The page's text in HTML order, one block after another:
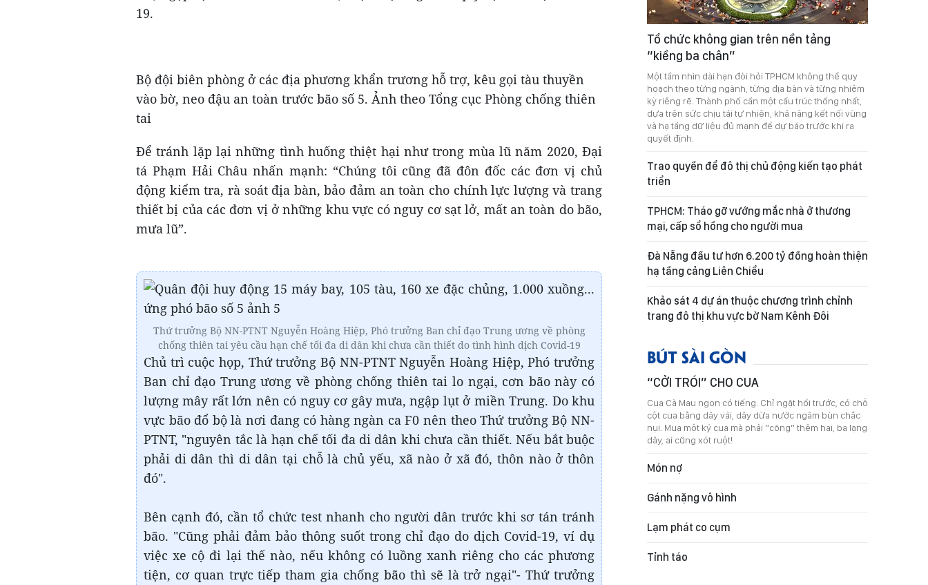
19.
Bộ đội biên phòng ở các địa phương khẩn trương hỗ trợ, kêu gọi tàu thuyền
vào bờ, neo đậu an toàn trước bão số 5. Ảnh theo Tổng cục Phòng chống thiên
tai
Để tránh lặp lại những tình huống thiệt hại như trong mùa lũ năm 2020, Đại
tá Phạm Hải Châu nhấn mạnh: “Chúng tôi cũng đã đôn đốc các đơn vị chủ
động kiểm tra, rà soát địa bàn, bảo đảm an toàn cho chính lực lượng và trang
thiết bị của các đơn vị ở những khu vực có nguy cơ sạt lở, mất an toàn do bão,
mưa lũ”.
Thứ trưởng Bộ NN-PTNT Nguyễn Hoàng Hiệp, Phó trưởng Ban chỉ đạo Trung ương về phòng
chống thiên tai yêu cầu hạn chế tối đa di dân khi chưa cần thiết do tình hình dịch Covid-19
Chủ trì cuộc họp, Thứ trưởng Bộ NN-PTNT Nguyễn Hoàng Hiệp, Phó trưởng
Ban chỉ đạo Trung ương về phòng chống thiên tai lo ngại, cơn bão này có
lượng mây rất lớn nên có nguy cơ gây mưa, ngập lụt ở miền Trung. Do khu
vực bão đổ bộ là nơi đang có hàng ngàn ca F0 nên theo Thứ trưởng Bộ NN-
PTNT, "nguyên tắc là hạn chế tối đa di dân khi chưa cần thiết. Nếu bắt buộc
phải di dân thì di dân tại chỗ là chủ yếu, xã nào ở xã đó, thôn nào ở thôn
đó".
Bên cạnh đó, cần tổ chức test nhanh cho người dân trước khi sơ tán tránh
bão. "Cũng phải đảm bảo thông suốt trong chỉ đạo do dịch Covid-19, ví dụ
việc xe cộ đi lại thế nào, nếu không có luồng xanh riêng cho các phương
tiện, cơ quan trực tiếp tham gia chống bão thì sẽ là trở ngại"- Thứ trưởng
Tổ chức không gian trên nền tảng
“kiềng ba chân”
Một tầm nhìn dài hạn đòi hỏi TPHCM không thể quy
hoạch theo từng ngành, từng địa bàn và từng nhiệm
kỳ riêng rẽ. Thành phố cần một cấu trúc thống nhất,
dựa trên sức chịu tải tự nhiên, khả năng kết nối vùng
và hạ tầng dữ liệu đủ mạnh để dự báo trước khi ra
quyết định.
Trao quyền để đô thị chủ động kiến tạo phát
triển
TPHCM: Tháo gỡ vướng mắc nhà ở thương
mại, cấp sổ hồng cho người mua
Đà Nẵng đầu tư hơn 6.200 tỷ đồng hoàn thiện
hạ tầng cảng Liên Chiểu
Khảo sát 4 dự án thuộc chương trình chỉnh
trang đô thị khu vực bờ Nam Kênh Đôi
BÚT SÀI GÒN
“CỞI TRÓI” CHO CUA
Cua Cà Mau ngon có tiếng. Chỉ ngặt hồi trước, có chỗ
cột cua bằng dây vải, dây dừa nước ngâm bùn chắc
nụi. Mua một ký cua mà phải “cõng” thêm hai, ba lạng
dây, ai cũng xót ruột!
Món nợ
Gánh nặng vô hình
Lạm phát co cụm
Tỉnh táo